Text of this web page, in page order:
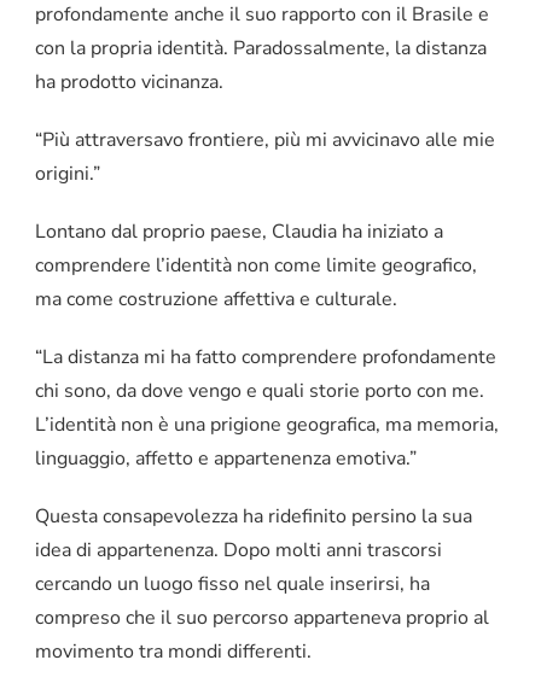
profondamente anche il suo rapporto con il Brasile e
con la propria identità. Paradossalmente, la distanza
ha prodotto vicinanza.
“Più attraversavo frontiere, più mi avvicinavo alle mie
origini.”
Lontano dal proprio paese, Claudia ha iniziato a
comprendere l’identità non come limite geografico,
ma come costruzione affettiva e culturale.
“La distanza mi ha fatto comprendere profondamente
chi sono, da dove vengo e quali storie porto con me.
L’identità non è una prigione geografica, ma memoria,
linguaggio, affetto e appartenenza emotiva.”
Questa consapevolezza ha ridefinito persino la sua
idea di appartenenza. Dopo molti anni trascorsi
cercando un luogo fisso nel quale inserirsi, ha
compreso che il suo percorso apparteneva proprio al
movimento tra mondi differenti.